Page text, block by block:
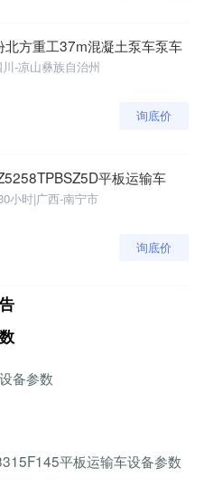
北方重工37m混凝土泵车泵车
川-凉山彝族自治州
询底价
平板运输车
小时|广西-南宁市
询底价
备参数
平板运输车设备参数